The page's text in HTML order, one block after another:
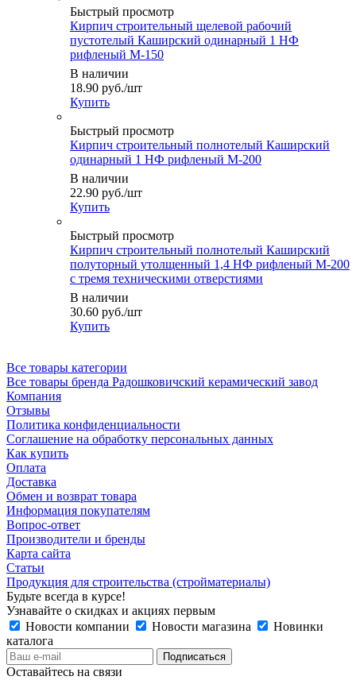
Быстрый просмотр
Кирпич строительный щелевой рабочий
пустотелый Каширский одинарный 1 НФ
рифленый М-150
В наличии
18.90 руб./шт
Купить
Быстрый просмотр
Кирпич строительный полнотелый Каширский
одинарный 1 НФ рифленый М-200
В наличии
22.90 руб./шт
Купить
Быстрый просмотр
Кирпич строительный полнотелый Каширский
полуторный утолщенный 1,4 НФ рифленый М-200
с тремя техническими отверстиями
В наличии
30.60 руб./шт
Купить
Все товары категории
Все товары бренда Радошковичский керамический завод
Компания
Отзывы
Политика конфиденциальности
Соглашение на обработку персональных данных
Как купить
Оплата
Доставка
Обмен и возврат товара
Информация покупателям
Вопрос-ответ
Производители и бренды
Карта сайта
Статьи
Продукция для строительства (стройматериалы)
Будьте всегда в курсе!
Узнавайте о скидках и акциях первым
Новости компании
Новости магазина
Новинки
каталога
Оставайтесь на связи